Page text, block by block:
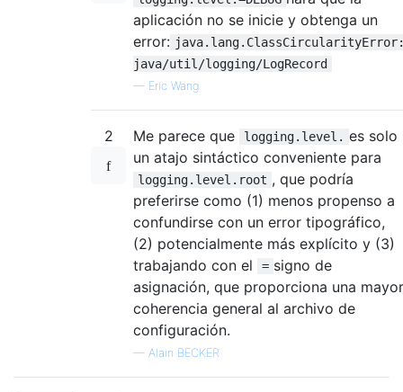
aplicación no se inicie y obtenga un
error:
java/util/logging/LogRecord
— Eric Wang
2 Me parece que logging.level. es solo
un atajo sintáctico conveniente para
logging.level.root , que podría
preferirse como (1) menos propenso a
confundirse con un error tipográfico,
(2) potencialmente más explícito y (3)
trabajando con el
= signo de
asignación, que proporciona una mayor
coherencia general al archivo de
configuración.
— Alain BECKER